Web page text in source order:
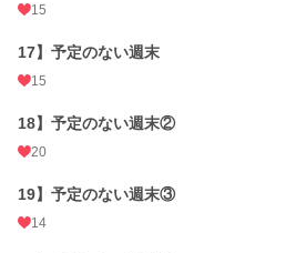
15
17】予定のない週末
15
18】予定のない週末②
20
19】予定のない週末③
14